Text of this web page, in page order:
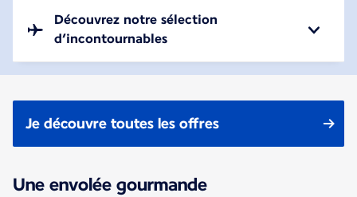
Découvrez notre sélection
d’incontournables
Je découvre toutes les offres
Une envolée gourmande